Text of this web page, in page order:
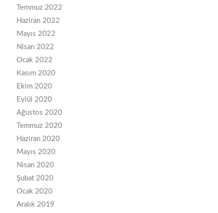
Temmuz 2022
Haziran 2022
Mayıs 2022
Nisan 2022
Ocak 2022
Kasım 2020
Ekim 2020
Eylül 2020
Ağustos 2020
Temmuz 2020
Haziran 2020
Mayıs 2020
Nisan 2020
Şubat 2020
Ocak 2020
Aralık 2019